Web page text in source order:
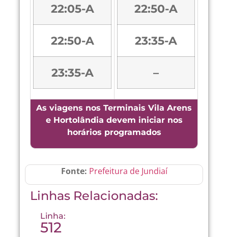
22:05-A
22:50-A
23:35-A
22:50-A
23:35-A
–
As viagens nos Terminais Vila Arens
e Hortolândia devem iniciar nos
horários programados
Fonte: Prefeitura de Jundiaí
Linhas Relacionadas:
Linha:
512